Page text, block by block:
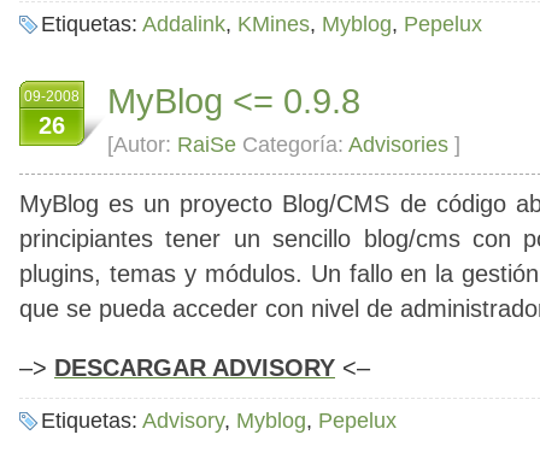
Etiquetas: Addalink, KMines, Myblog, Pepelux
09-2008
26
MyBlog <= 0.9.8
[Autor: RaiSe Categoría: Advisories ]
MyBlog es un proyecto Blog/CMS de código
principiantes tener un sencillo blog/cms con
plugins, temas y módulos. Un fallo en la
que se pueda acceder con nivel de
–> DESCARGAR ADVISORY <–
Etiquetas: Advisory, Myblog, Pepelux